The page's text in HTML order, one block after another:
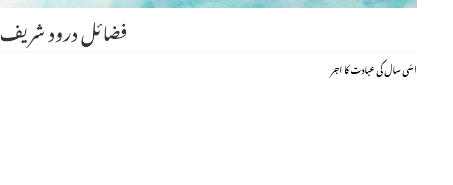
فضائل درود شریف
اسّى سال کى عبادت کا اجر